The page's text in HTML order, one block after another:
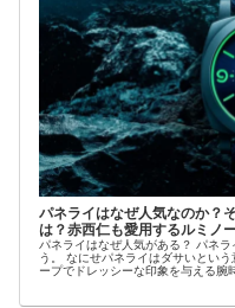
パネライはなぜ人気なのか？
は？赤西仁も愛用するルミノ
パネライはなぜ人気がある？ パネ
う。 なにせパネライはダサいとい
ープでドレッシーな印象を与える腕